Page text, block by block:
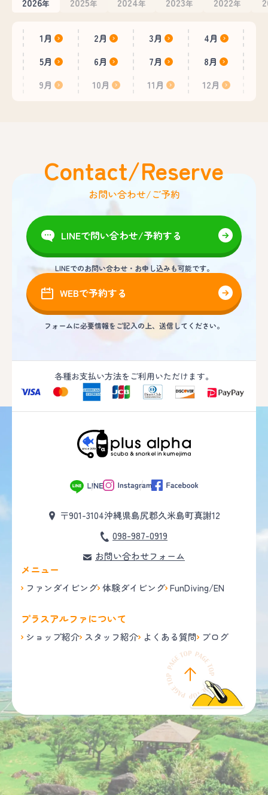
年 年 年 年 年
1月 2月 3月
4月
5月
6月 7月
8月
9月
10月 11月 12月
Contact/Reserve
お問い合わせ/ご予約
LINEで問い合わせ/予約する
LINEでのお問い合わせ・お申し込みも可能です。
WEBで予約する
フォームに必要情報をご記入の上、送信してください。
各種お支払い方法をご利用いただけます。
〒901-3104沖縄県島尻郡久米島町真謝12
098-987-0919
お問い合わせフォーム
メニュー
ファンダイビング 体験ダイビング FunDiving/EN
プラスアルファについて
ショップ紹介 スタッフ紹介 よくある質問 ブログ